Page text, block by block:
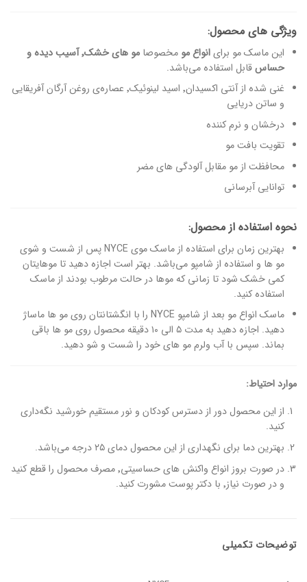
ویژگی های محصول:
این ماسک مو برایانواع مو مخصوصا
مو های خشک٬ آسیب دیده و
حساسقابل استفاده می‌باشد.
غنی شده از آنتی اکسیدان٬ اسید لینوئیک٬ عصاره‌ی روغن آرگان آفریقایی
و ساتن دریایی
درخشان و نرم کننده
تقویت بافت مو
محافظت از مو مقابل آلودگی های مضر
توانایی آبرسانی
نحوه استفاده از محصول:
بهترین زمان برای استفاده از ماسک موی NYCE پس از شست و شوی
مو ها و استفاده از شامپو می‌باشد. بهتر است اجازه دهید تا موهایتان
کمی خشک شود تا زمانی که موها در حالت مرطوب بودند از ماسک
استفاده کنید.
ماسک انواع مو بعد از شامپو NYCE را با انگشتانتان روی مو ها ماساژ
دهید. اجازه دهید به مدت ۵ الی ۱۰ دقیقه محصول روی مو ها باقی
بماند. سپس با آب ولرم مو های خود را شست و شو دهید.
موارد احتیاط:
از این محصول دور از دسترس کودکان و نور مستقیم خورشید نگه‌داری
کنید.
بهترین دما برای نگهداری از این محصول دمای ۲۵ درجه می‌باشد.
در صورت بروز انواع واکنش های حساسیتی٬ مصرف محصول را قطع کنید
و در صورت نیاز٬ با دکتر پوست مشورت کنید.
توضیحات تکمیلی